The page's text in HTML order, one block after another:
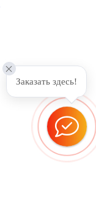
Заказать здесь!